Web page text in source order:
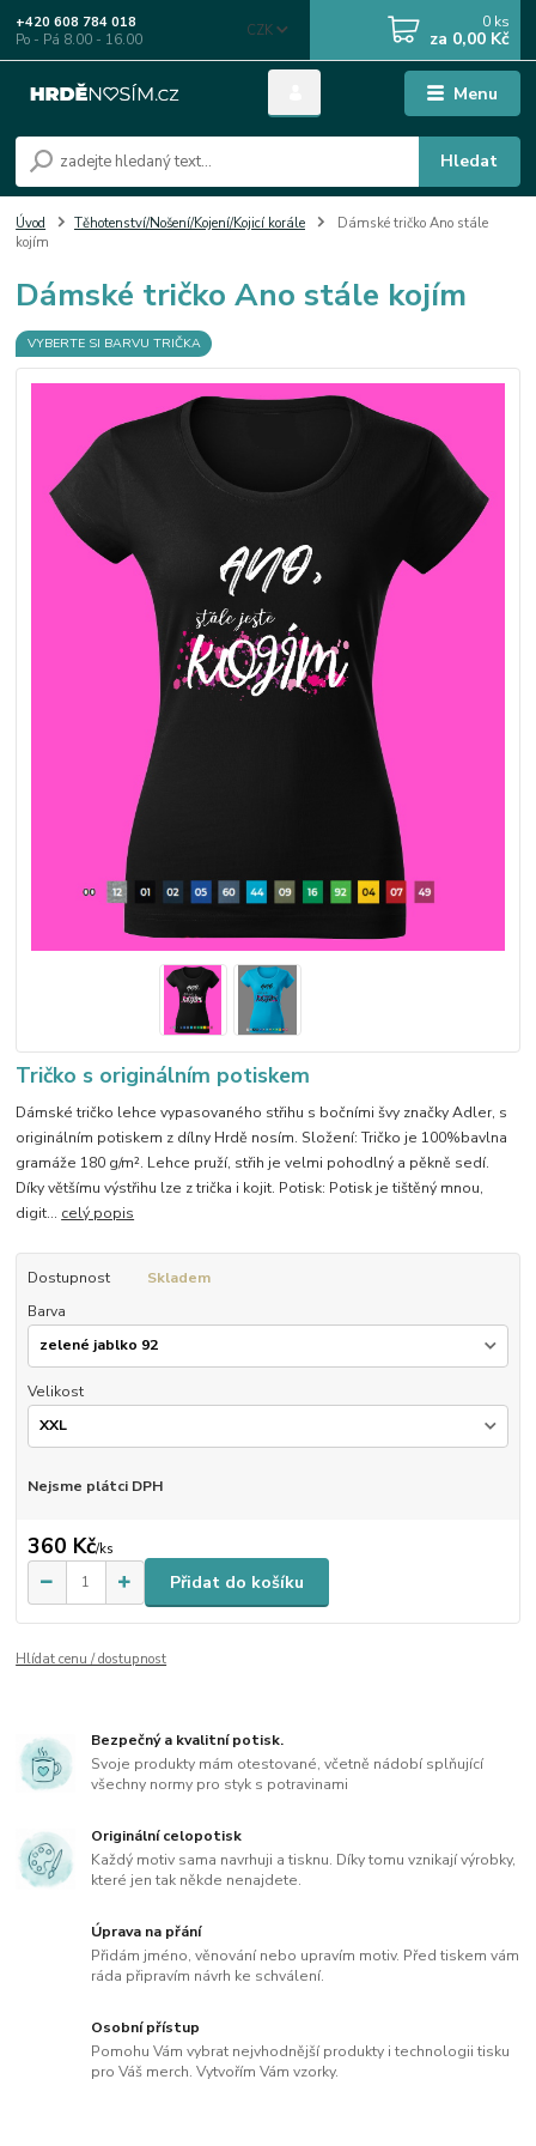
Menu
CZK
Hledat
+420 608 784 018
Po - Pá 8.00 - 16.00
0 ks
za 0,00 Kč
Úvod Těhotenství/Nošení/Kojení/Kojicí korále
Dámské tričko Ano stále
kojím
Dámské tričko Ano stále kojím
VYBERTE SI BARVU TRIČKA
Tričko s originálním potiskem
Dámské tričko lehce vypasovaného střihu s bočními švy značky Adler, s
originálním potiskem z dílny Hrdě nosím. Složení: Tričko je 100%bavlna
gramáže 180 g/m². Lehce pruží, střih je velmi pohodlný a pěkně sedí.
Díky většímu výstřihu lze z trička i kojit. Potisk: Potisk je tištěný mnou,
digit... celý popis
Dostupnost
Skladem
Barva
Velikost
Nejsme plátci DPH
360 Kč/ks
Přidat do košíku
Hlídat cenu / dostupnost
Bezpečný a kvalitní potisk.
Svoje produkty mám otestované, včetně nádobí splňující
všechny normy pro styk s potravinami
Originální celopotisk
Každý motiv sama navrhuji a tisknu. Díky tomu vznikají výrobky,
které jen tak někde nenajdete.
Úprava na přání
Přidám jméno, věnování nebo upravím motiv. Před tiskem vám
ráda připravím návrh ke schválení.
Osobní přístup
Pomohu Vám vybrat nejvhodnější produkty i technologii tisku
pro Váš merch. Vytvořím Vám vzorky.